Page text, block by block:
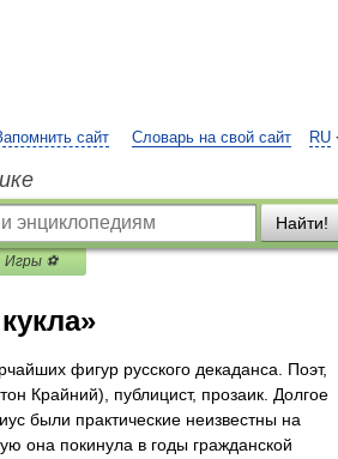
RU
сайт Словарь на свой сайт
Найти!
Игры ⚽
фигур русского декаданса. Поэт,
Крайний), публицист, прозаик. Долгое
были практические неизвестны на
она покинула в годы гражданской